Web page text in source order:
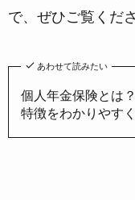
で、ぜひご覧くだ
あわせて読みたい
個人年金保険とは
特徴をわかりやす